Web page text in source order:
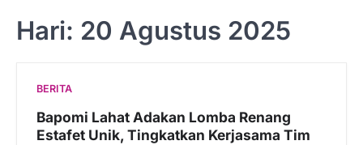
Hari: 20 Agustus 2025
BERITA
Bapomi Lahat Adakan Lomba Renang
Estafet Unik, Tingkatkan Kerjasama Tim